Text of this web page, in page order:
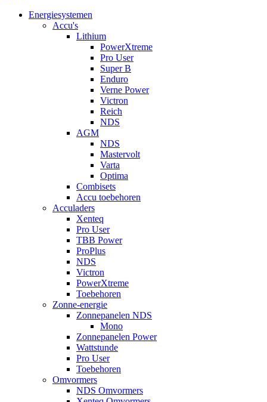
Energiesystemen
Accu's
Lithium
PowerXtreme
Pro User
Super B
Enduro
Verne Power
Victron
Reich
NDS
AGM
NDS
Mastervolt
Varta
Optima
Combisets
Accu toebehoren
Acculaders
Xenteq
Pro User
TBB Power
ProPlus
NDS
Victron
PowerXtreme
Toebehoren
Zonne-energie
Zonnepanelen NDS
Mono
Zonnepanelen Power
Wattstunde
Pro User
Toebehoren
Omvormers
NDS Omvormers